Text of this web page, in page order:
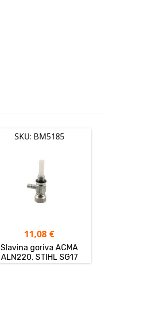
SKU: BM5185
11,08 €
Slavina goriva ACMA
ALN220, STIHL SG17